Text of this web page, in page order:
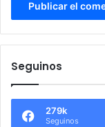
Seguinos
279k
Seguinos